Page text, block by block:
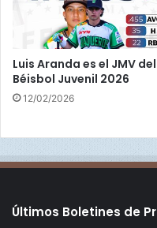
Luis Aranda es el JMV del
Béisbol Juvenil 2026
12/02/2026
Últimos Boletines de